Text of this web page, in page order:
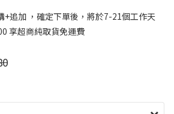
+追加 ，確定下單後，將於7-21個工作天
享超商純取貨免運費